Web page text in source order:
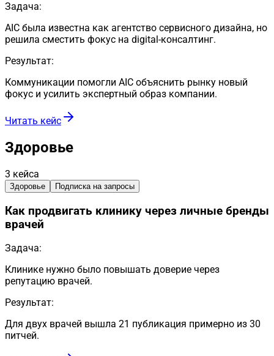
Задача:
AIC была известна как агентство сервисного дизайна, но
решила сместить фокус на digital-консалтинг.
Результат:
Коммуникации помогли AIC объяснить рынку новый
фокус и усилить экспертный образ компании.
Читать кейс
Здоровье
3 кейса
Здоровье Подписка на запросы
Как продвигать клинику через личные бренды
врачей
Задача:
Клинике нужно было повышать доверие через
репутацию врачей.
Результат:
Для двух врачей вышла 21 публикация примерно из 30
питчей.